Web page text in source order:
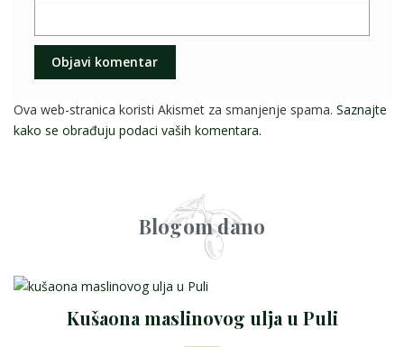
Ova web-stranica koristi Akismet za smanjenje spama. Saznajte
kako se obrađuju podaci vaših komentara.
Blogom dano
Kušaona maslinovog ulja u Puli